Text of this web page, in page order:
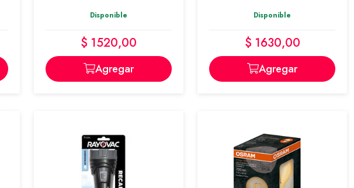
Disponible
$ 1520,00
Agregar
Disponible
$ 1630,00
Agregar